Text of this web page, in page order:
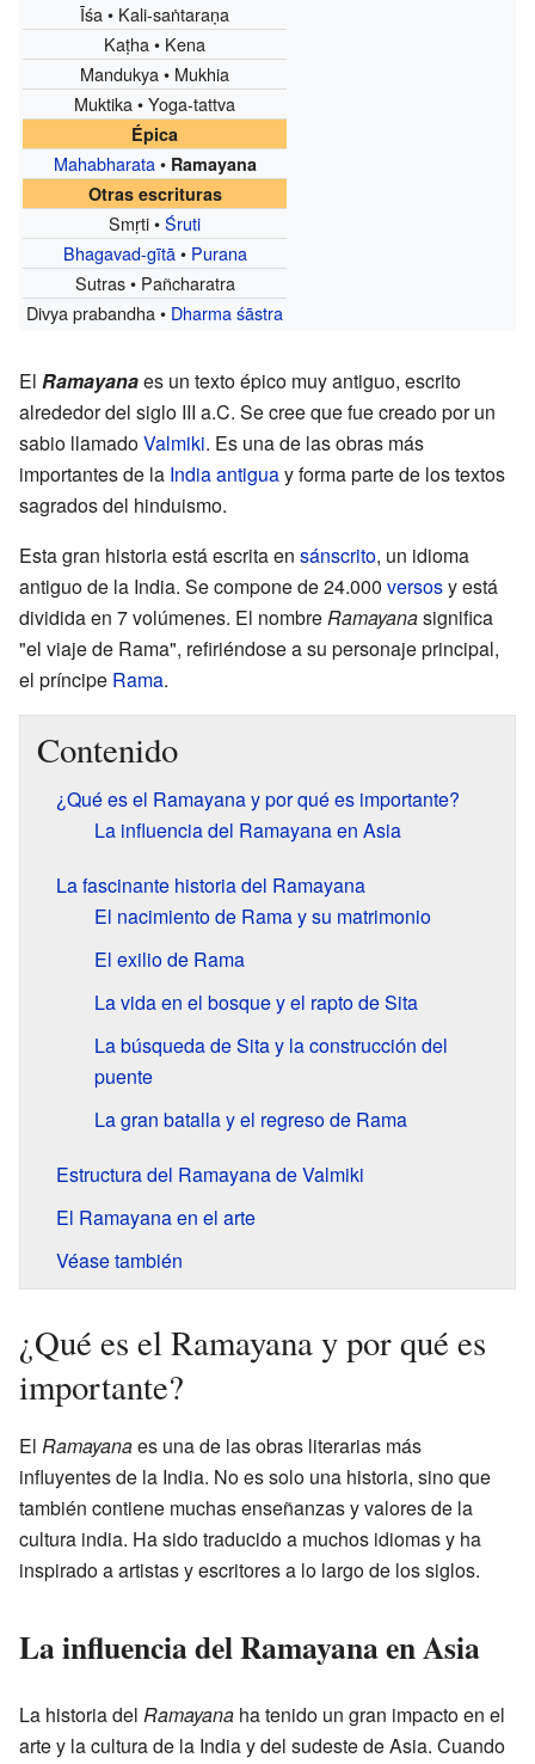
Īśa • Kali-saṅtaraṇa
Kaṭha • Kena
Mandukya • Mukhia
Muktika • Yoga-tattva
Épica
Mahabharata• Ramayana
Otras escrituras
Smṛti •Śruti
Bhagavad-gītā• Purana
Sutras • Pañcharatra
Divya prabandha • Dharma śāstra
El Ramayanaes un texto épico muy antiguo, escrito
alrededor del siglo III a.C. Se cree que fue creado por un
sabio llamadoValmiki. Es una de las obras más
importantes de la India antiguay forma parte de los textos
sagrados del hinduismo.
Esta gran historia está escrita en sánscrito, un idioma
antiguo de la India. Se compone de 24.000 versosy está
dividida en 7 volúmenes. El nombreRamayanasignifica
"el viaje de Rama", refiriéndose a su personaje principal,
el príncipe Rama.
Contenido
¿Qué es el Ramayana y por qué es importante?
La influencia del Ramayana en Asia
La fascinante historia del Ramayana
El nacimiento de Rama y su matrimonio
El exilio de Rama
La vida en el bosque y el rapto de Sita
La búsqueda de Sita y la construcción del
puente
La gran batalla y el regreso de Rama
Estructura del Ramayana de Valmiki
El Ramayana en el arte
Véase también
¿Qué es el Ramayana y por qué es
importante?
El Ramayanaes una de las obras literarias más
influyentes de la India. No es solo una historia, sino que
también contiene muchas enseñanzas y valores de la
cultura india. Ha sido traducido a muchos idiomas y ha
inspirado a artistas y escritores a lo largo de los siglos.
La influencia del Ramayana en Asia
La historia del Ramayana ha tenido un gran impacto en el
arte y la cultura de la India y del sudeste de Asia. Cuando